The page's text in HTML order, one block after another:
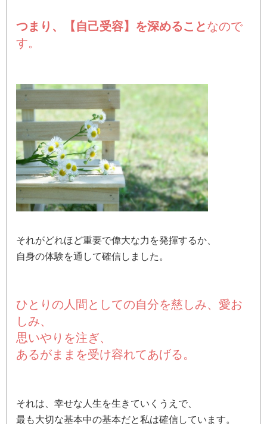
つまり、【自己受容】を深めることなので
す。
それがどれほど重要で偉大な力を発揮するか、
自身の体験を通して確信しました。
ひとりの人間としての自分を慈しみ、愛お
しみ、
思いやりを注ぎ、
あるがままを受け容れてあげる。
それは、幸せな人生を生きていくうえで、
最も大切な基本中の基本だと私は確信しています。